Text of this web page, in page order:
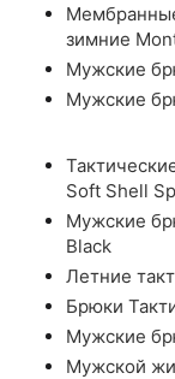
зимние
Мужские
Мужские
Soft Shell
Мужские
Black
Летние
Брюки
Мужские
Мужской